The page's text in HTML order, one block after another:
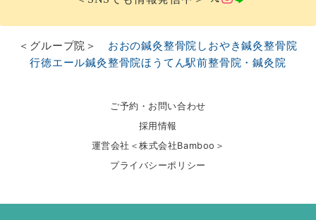
＜グループ院＞ おおの鍼灸整骨院 しおやき鍼灸整骨院
行徳エール鍼灸整骨院ほうてん駅前整骨院・鍼灸院
ご予約・お問い合わせ
採用情報
運営会社＜株式会社Bamboo＞
プライバシーポリシー